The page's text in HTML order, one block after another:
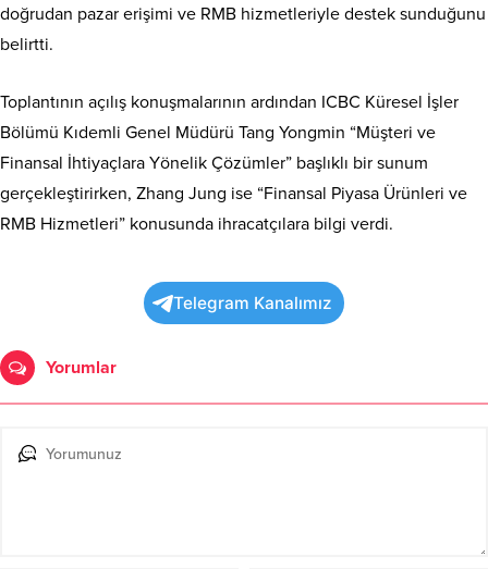
doğrudan pazar erişimi ve RMB hizmetleriyle destek sunduğunu
belirtti.
Toplantının açılış konuşmalarının ardından ICBC Küresel İşler
Bölümü Kıdemli Genel Müdürü Tang Yongmin “Müşteri ve
Finansal İhtiyaçlara Yönelik Çözümler” başlıklı bir sunum
gerçekleştirirken, Zhang Jung ise “Finansal Piyasa Ürünleri ve
RMB Hizmetleri” konusunda ihracatçılara bilgi verdi.
Telegram Kanalımız
Yorumlar